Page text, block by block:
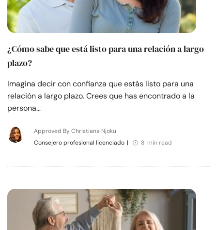
¿Cómo sabe que está listo para una relación a largo
plazo?
Imagina decir con confianza que estás listo para una
relación a largo plazo. Crees que has encontrado a la
persona…
Approved By Christiana Njoku
Consejero profesional licenciado | 8 min read